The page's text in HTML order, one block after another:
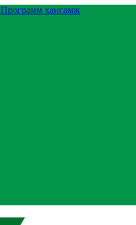
Программ хангамж